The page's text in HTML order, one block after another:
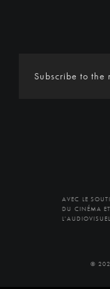
AVEC LE
DU CINÉMA
L'AUDIOVISUEL
©